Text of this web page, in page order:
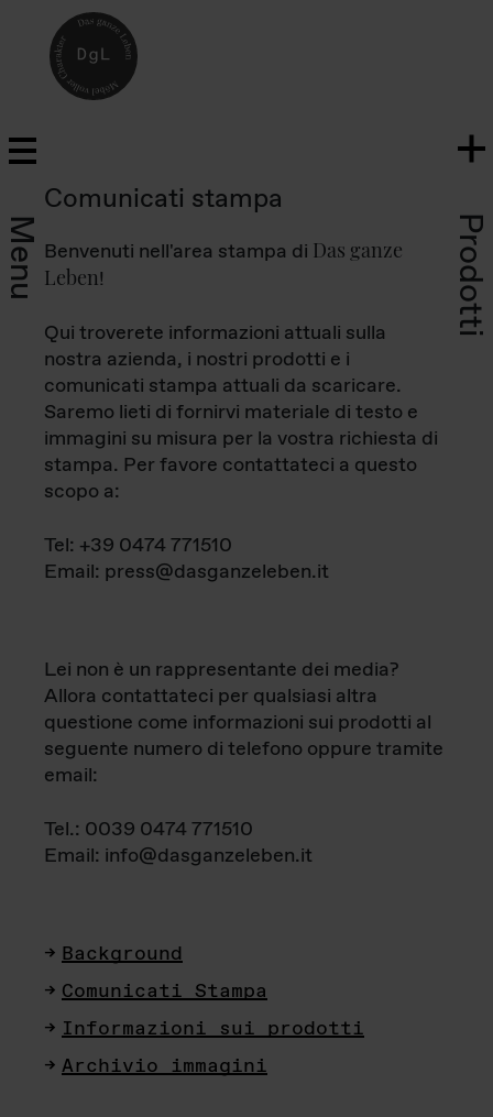
Menu Prodotti
Comunicati stampa
Benvenuti nell'area stampa di Das ganze
Leben!
Qui troverete informazioni attuali sulla
nostra azienda, i nostri prodotti e i
comunicati stampa attuali da scaricare.
Saremo lieti di fornirvi materiale di testo e
immagini su misura per la vostra richiesta di
stampa. Per favore contattateci a questo
scopo a:
Tel: +39 0474 771510
Email: press@dasganzeleben.it
Lei non è un rappresentante dei media?
Allora contattateci per qualsiasi altra
questione come informazioni sui prodotti al
seguente numero di telefono oppure tramite
email:
Tel.: 0039 0474 771510
Email: info@dasganzeleben.it
Background
Comunicati Stampa
Informazioni sui prodotti
Archivio immagini